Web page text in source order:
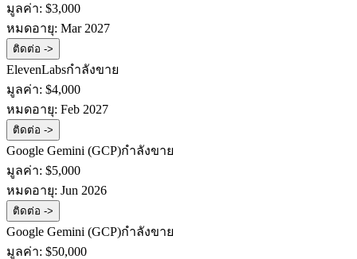
มูลค่า: $3,000
หมดอายุ: Mar 2027
ติดต่อ ->
ElevenLabsกำลังขาย
มูลค่า: $4,000
หมดอายุ: Feb 2027
ติดต่อ ->
Google Gemini (GCP)กำลังขาย
มูลค่า: $5,000
หมดอายุ: Jun 2026
ติดต่อ ->
Google Gemini (GCP)กำลังขาย
มูลค่า: $50,000